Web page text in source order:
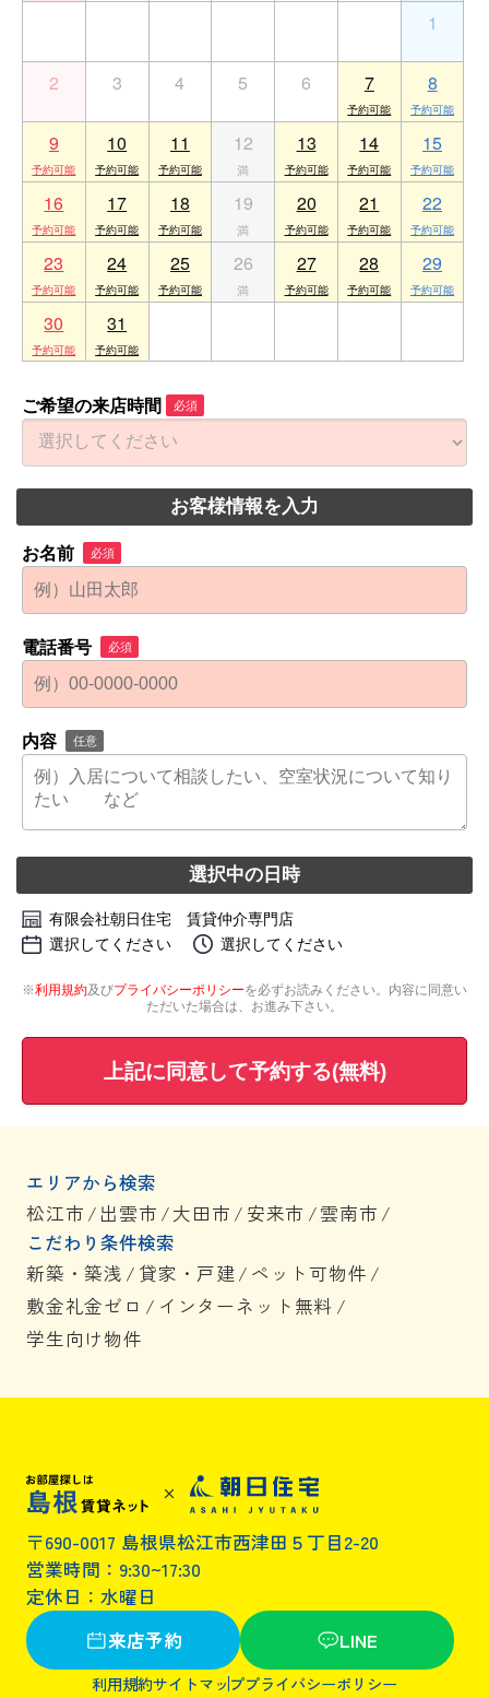
1
2 3 4 5 6 7 8
9 10 11 12 13 14 15
16 17 18 19 20 21 22
23 24 25 26 27 28 29
30 31
ご希望の来店時間 必須
お客様情報を入力
お名前 必須
電話番号 必須
内容 任意
選択中の日時
有限会社朝日住宅 賃貸仲介専門店
選択してください
選択してください
※利用規約及びプライバシーポリシーを必ずお読みください。内容に同意い
ただいた場合は、お進み下さい。
上記に同意して予約する(無料)
エリアから検索
松江市 / 出雲市 /大田市 / 安来市 /雲南市 /
こだわり条件検索
新築・築浅 / 貸家・戸建/ ペット可物件 /
敷金礼金ゼロ / インターネット無料 /
学生向け物件
〒690-0017 島根県松江市西津田５丁目2-20
営業時間：9:30~17:30
定休日：水曜日
来店予約
LINE
利用規約サイトマッププライバシーポリシー